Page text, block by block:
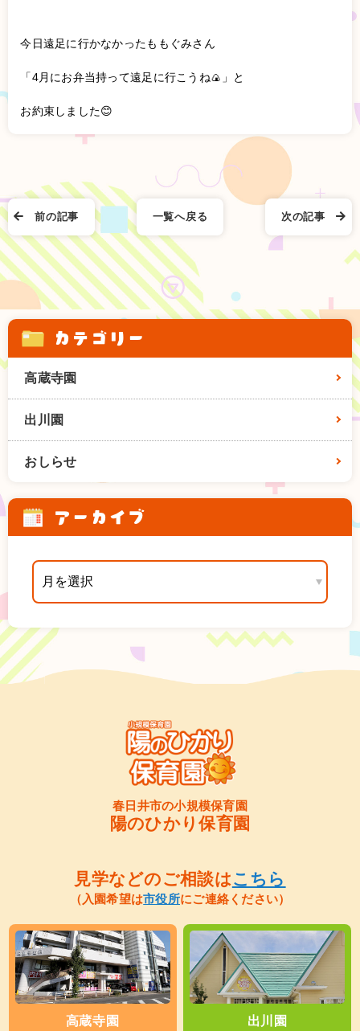
今日遠足に行かなかったももぐみさん
「4月にお弁当持って遠足に行こうね🍙」と
お約束しました😊
次の記事
一覧へ戻る
前の記事
カテゴリー
高蔵寺園
出川園
おしらせ
アーカイブ
春日井市の小規模保育園
陽のひかり保育園
見学などのご相談はこちら
（入園希望は市役所にご連絡ください）
高蔵寺園 出川園